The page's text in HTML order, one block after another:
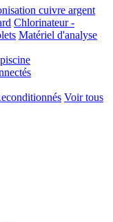
cuivre argent
Chlorinateur -
Matériel d'analyse
Voir tous